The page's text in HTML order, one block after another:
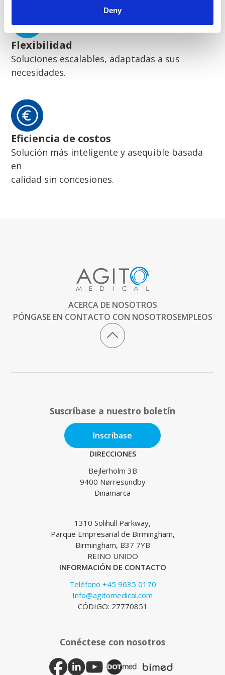
Deny
Flexibilidad
Soluciones escalables, adaptadas a sus
necesidades.
Eficiencia de costos
Solución más inteligente y asequible basada
en
calidad sin concesiones.
ACERCA DE NOSOTROS
PÓNGASE EN CONTACTO CON NOSOTROSEMPLEOS
Suscríbase a nuestro boletín
Inscríbase
DIRECCIONES
Bejlerholm 3B
9400 Nørresundby
Dinamarca
1310 Solihull Parkway,
Parque Empresarial de Birmingham,
Birmingham, B37 7YB
REINO UNIDO
INFORMACIÓN DE CONTACTO
Teléfono +45 9635 0170
Info@agitomedical.com
CÓDIGO: 27770851
Conéctese con nosotros